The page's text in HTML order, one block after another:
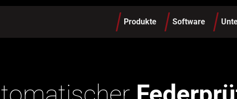
Produkte Software